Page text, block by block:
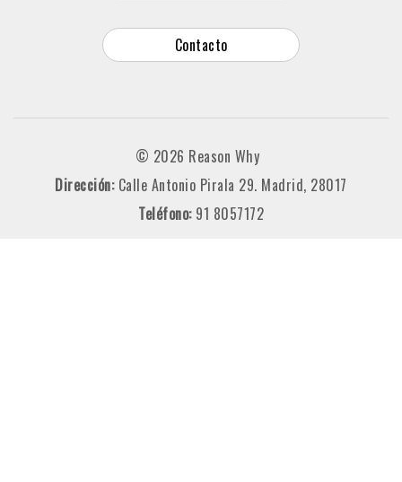
Contacto
© 2026 Reason Why
Dirección: Calle Antonio Pirala 29. Madrid, 28017
Teléfono: 91 8057172